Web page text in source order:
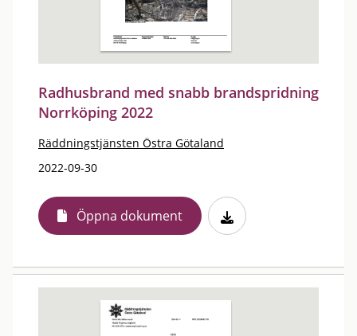
Radhusbrand med snabb brandspridning
Norrköping 2022
Räddningstjänsten Östra Götaland
2022-09-30
Öppna dokument